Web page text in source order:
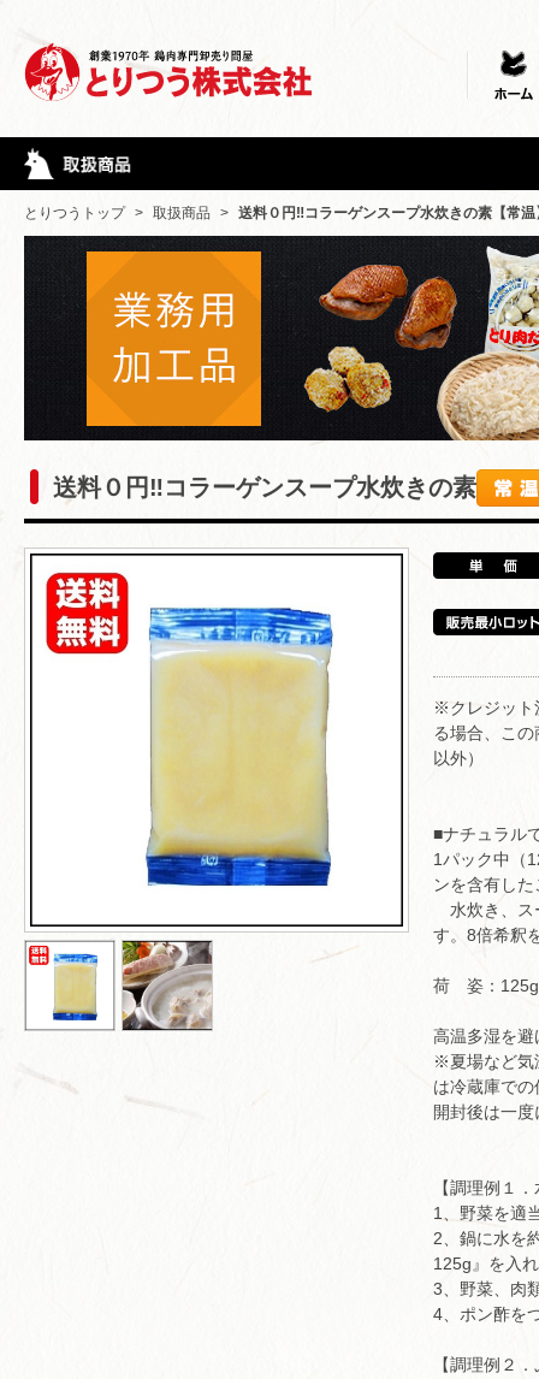
とりつうトップ > 取扱商品 > 送料０円‼コラーゲンスープ水炊きの素【常温
送料０円‼コラーゲンスープ水炊きの素
※クレジット
る場合、こ
以外）
■ナチュラル
1パック中（
ンを含有し
水炊き、ス
す。8倍希釈
荷 姿：
高温多湿を
※夏場など気
は冷蔵庫で
開封後は一
【調理例１
1、野菜を適
2、鍋に水を
125g』を入
3、野菜、肉
4、ポン酢を
【調理例２